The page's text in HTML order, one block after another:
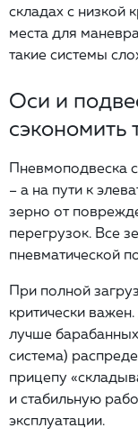
складах с низкой
места для
такие системы
Оси и
сэкономить
Пневмоподвеска
– а на пути к
зерно от
перегрузок. Все
пневматической
При полной
критически
лучше
система)
прицепу
и стабильную
эксплуатации.